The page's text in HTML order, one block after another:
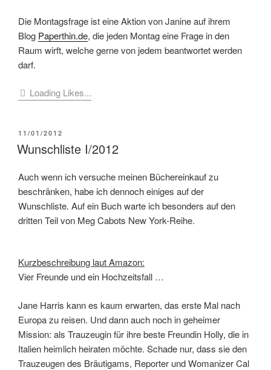
Die Montagsfrage ist eine Aktion von Janine auf ihrem
Blog Paperthin.de, die jeden Montag eine Frage in den
Raum wirft, welche gerne von jedem beantwortet werden
darf.
Loading Likes...
VERÖFFENTLICHT
AM
11/01/2012
Wunschliste I/2012
Auch wenn ich versuche meinen Büchereinkauf zu
beschränken, habe ich dennoch einiges auf der
Wunschliste. Auf ein Buch warte ich besonders auf den
dritten Teil von Meg Cabots New York-Reihe.
Kurzbeschreibung laut Amazon:
Vier Freunde und ein Hochzeitsfall …
Jane Harris kann es kaum erwarten, das erste Mal nach
Europa zu reisen. Und dann auch noch in geheimer
Mission: als Trauzeugin für ihre beste Freundin Holly, die in
Italien heimlich heiraten möchte. Schade nur, dass sie den
Trauzeugen des Bräutigams, Reporter und Womanizer Cal